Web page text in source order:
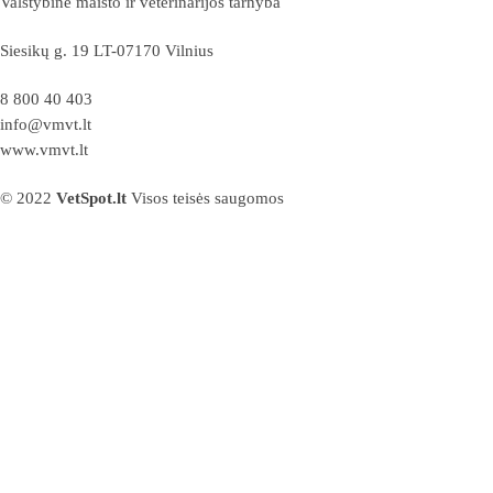
Siesikų g. 19 LT-07170 Vilnius
8 800 40 403
info@vmvt.lt
www.vmvt.lt
© 2022 VetSpot.lt Visos teisės saugomos